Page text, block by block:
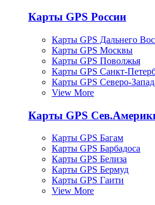
Карты GPS России
Карты GPS Дальнего
Карты GPS Москвы
Карты GPS Поволжья
Карты GPS Санкт-
Карты GPS Северо-
View More
Карты GPS
Карты GPS Багам
Карты GPS Барбадоса
Карты GPS Белиза
Карты GPS Бермуд
Карты GPS Гаити
View More